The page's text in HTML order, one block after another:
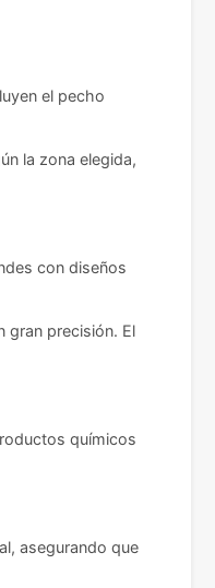
el pecho
la zona elegida,
con diseños
gran precisión. El
químicos
asegurando que